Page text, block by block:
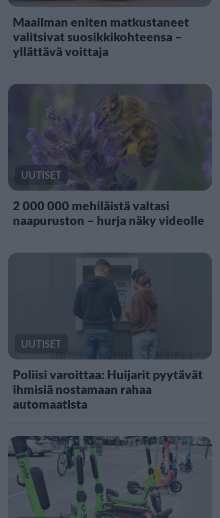
Maailman eniten matkustaneet
valitsivat suosikkikohteensa –
yllättävä voittaja
UUTISET
2 000 000 mehiläistä valtasi
naapuruston – hurja näky videolle
UUTISET
Poliisi varoittaa: Huijarit pyytävät
ihmisiä nostamaan rahaa
automaatista